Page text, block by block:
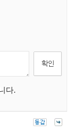
다.